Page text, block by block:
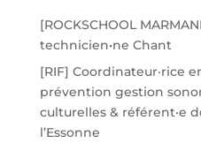
[ROCKSCHOOL
technicien•ne Chant
[RIF] Coordinateur·rice
prévention gestion
culturelles & référent·e
l’Essonne